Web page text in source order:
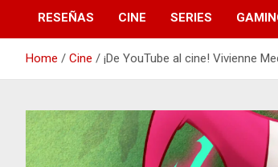
RESEÑAS CINE SERIES
Home Cine ¡De YouTube al cine! Vivienne